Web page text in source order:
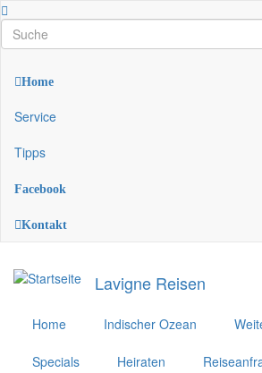
Direkt
zum
Inhalt
Suche
Suche
Top-
Menü
Home
Service
Tipps
Facebook
Kontakt
Lavigne Reisen
Home Indischer Ozean
Specials Heiraten